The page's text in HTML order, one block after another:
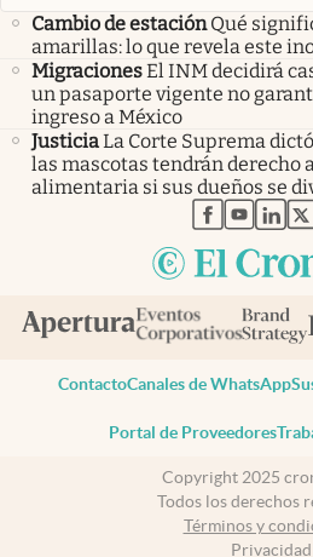
Cambio de estación Qué
amarillas: lo que revela este
MigracionesEl INM decidirá
un pasaporte vigente no
ingreso a México
JusticiaLa Corte Suprema
las mascotas tendrán derecho
alimentaria si sus dueños se
abre en
abre
ContactoCanales de WhatsApp
Portal de Proveedores
Copyright 2025
Todos los derechos
Términos y
Privacidad